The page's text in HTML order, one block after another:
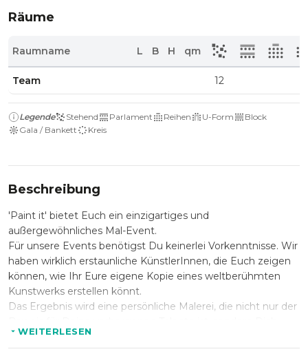
Räume
Raumname L B H qm
Team 12
Legende Stehend Parlament Reihen U-Form
Block
Gala / Bankett
Kreis
Beschreibung
'Paint it' bietet Euch ein einzigartiges und
außergewöhnliches Mal-Event.
Für unsere Events benötigst Du keinerlei Vorkenntnisse. Wir
haben wirklich erstaunliche KünstlerInnen, die Euch zeigen
können, wie Ihr Eure eigene Kopie eines weltberühmten
Kunstwerks erstellen könnt.
Das Ergebnis wird eine persönliche Malerei, die nicht nur der
auch jedes Mal, wenn Du sie siehst, zum Lächeln bringt.
Unsere Instruktoren zeigen, wie man während des Malens
WEITERLESEN